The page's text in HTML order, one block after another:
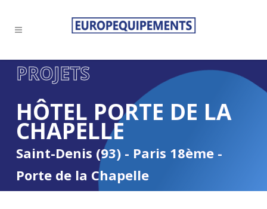
PROJETS
HÔTEL PORTE DE LA
CHAPELLE
Saint-Denis (93) - Paris 18ème -
Porte de la Chapelle